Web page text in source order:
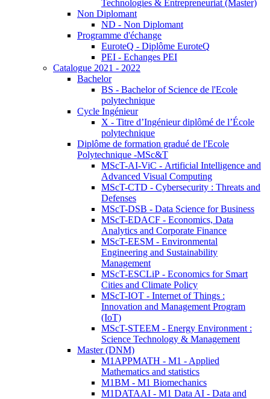
Technologies & Entrepreneuriat (Master)
Non Diplomant
ND - Non Diplomant
Programme d'échange
EuroteQ - Diplôme EuroteQ
PEI - Echanges PEI
Catalogue 2021 - 2022
Bachelor
BS - Bachelor of Science de l'Ecole
polytechnique
Cycle Ingénieur
X - Titre d’Ingénieur diplômé de l’École
polytechnique
Diplôme de formation gradué de l'Ecole
Polytechnique -MSc&T
MScT-AI-ViC - Artificial Intelligence and
Advanced Visual Computing
MScT-CTD - Cybersecurity : Threats and
Defenses
MScT-DSB - Data Science for Business
MScT-EDACF - Economics, Data
Analytics and Corporate Finance
MScT-EESM - Environmental
Engineering and Sustainability
Management
MScT-ESCLiP - Economics for Smart
Cities and Climate Policy
MScT-IOT - Internet of Things :
Innovation and Management Program
(IoT)
MScT-STEEM - Energy Environment :
Science Technology & Management
Master (DNM)
M1APPMATH - M1 - Applied
Mathematics and statistics
M1BM - M1 Biomechanics
M1DATAAI - M1 Data AI - Data and